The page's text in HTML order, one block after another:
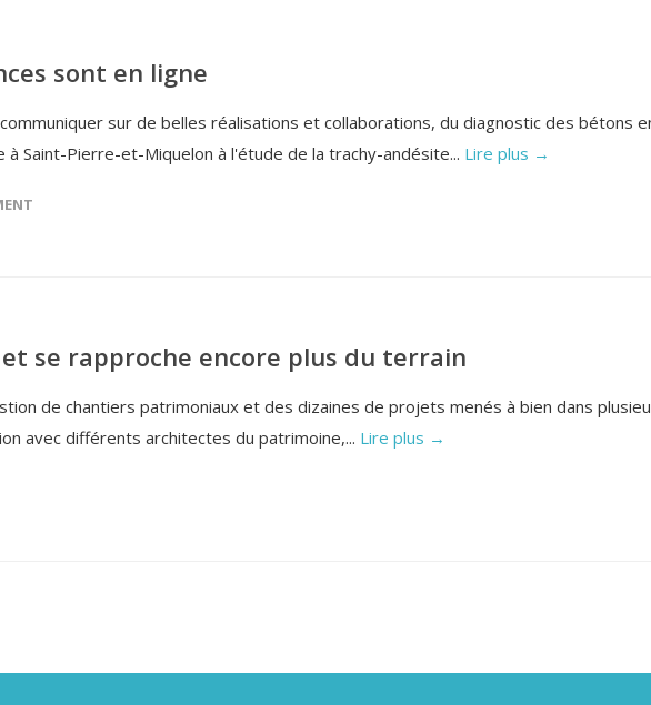
sont en ligne
sur de belles réalisations et collaborations, du diagnostic des bétons
Saint-Pierre-et-Miquelon à l'étude de la trachy-andésite... Lire plus →
se rapproche encore plus du terrain
de chantiers patrimoniaux et des dizaines de projets menés à bien dans
avec différents architectes du patrimoine,... Lire plus →